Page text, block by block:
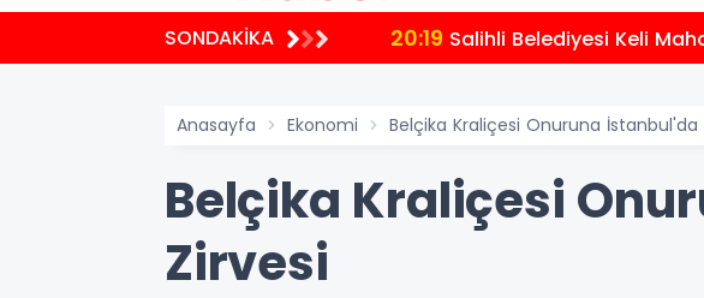
SONDAKİKA 20:19 Salihli Belediyesi Keli
Anasayfa Ekonomi Belçika Kraliçesi Onuruna İstanbul'da
Belçika Kraliçesi
Zirvesi